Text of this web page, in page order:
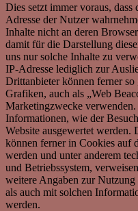
Dies setzt immer voraus,
Adresse der Nutzer
Inhalte nicht an deren
damit für die Darstellung
uns nur solche Inhalte zu
IP-Adresse lediglich zur
Drittanbieter können ferner so
Grafiken, auch als „Web
Marketingzwecke
Informationen, wie der
Website ausgewertet werden.
können ferner in Cookies auf
werden und unter anderem
und Betriebssystem,
weitere Angaben zur Nutzung
als auch mit solchen
werden.